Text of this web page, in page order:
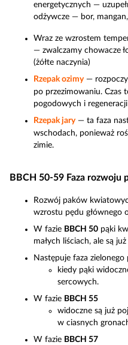
energetycznych —
odżywcze — bor,
Wraz ze wzrostem
— zwalczamy chowacze
(żółte naczynia)
Rzepak ozimy—
po przezimowaniu. Czas
pogodowych i
Rzepak jary— ta faza
wschodach, ponieważ
zimie.
BBCH 50-59 Faza
Rozwój paków
wzrostu pędu głównego
W fazie BBCH 50 pąki
małych liściach, ale są
Następuje faza zielonego
kiedy pąki
sercowych.
W fazie BBCH 55
widoczne są już
w ciasnych
W fazie BBCH 57